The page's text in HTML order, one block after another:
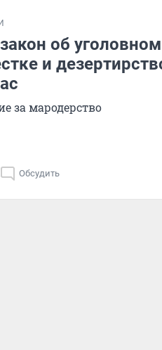
об
и
за мародерство
Обсудить